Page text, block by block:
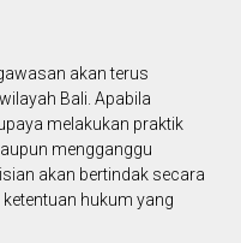
akan terus
Bali. Apabila
melakukan praktik
mengganggu
akan bertindak secara
hukum yang